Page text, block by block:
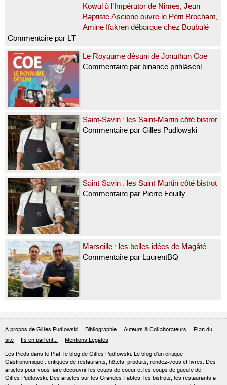
Kowal à l’Impérator de Nîmes, Jean-
Baptiste Ascione ouvre le Petit Brochant,
Amine Ifakren débarque chez Boubalé
Commentaire par LT
Le Royaume désuni de Jonathan Coe
Commentaire par binance prihlásení
Saint-Savin : les Saint-Martin côté bistrot
Commentaire par Gilles Pudlowski
Saint-Savin : les Saint-Martin côté bistrot
Commentaire par Pierre Feuilly
Marseille : les belles idées de Magâté
Commentaire par LaurentBQ
A propos de Gilles Pudlowski Bibliographie Auteurs & Collaborateurs
Plan du
site
Ils en parlent... Mentions Légales
Les Pieds dans le Plat, le blog de Gilles Pudlowski. Le blog d'un critique
Gastronomique : critiques de restaurants, hôtels, produits, rendez-vous et livres. Des
articles pour vous faire découvrir les coups de coeur et les coups de gueule de
Gilles Pudlowski. Des articles sur les Grandes Tables, les bistrots, les restaurants à